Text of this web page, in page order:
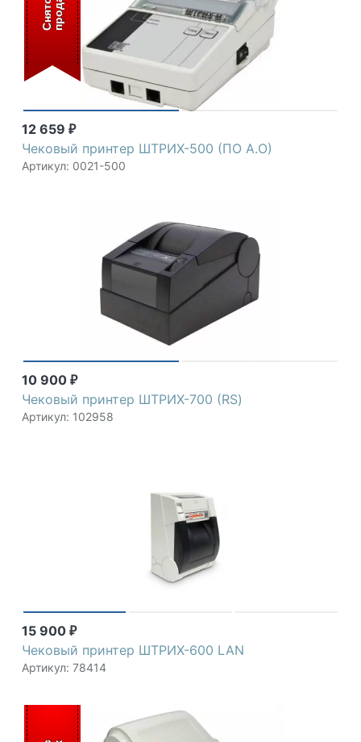
12 659 ₽
Чековый принтер ШТРИХ-500 (ПО А.О)
Артикул: 0021-500
С
н
я
т
о
с
п
р
о
д
аж
10 900 ₽
Чековый принтер ШТРИХ-700 (RS)
Артикул: 102958
15 900 ₽
Чековый принтер ШТРИХ-600 LAN
Артикул: 78414